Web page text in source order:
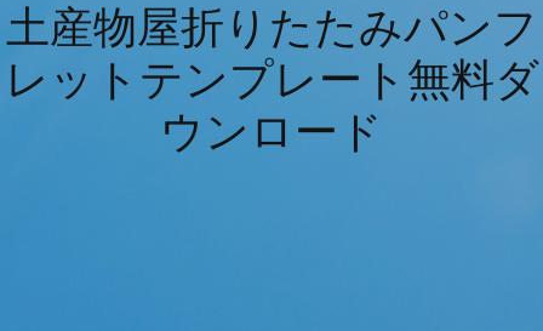
土産物屋折りたたみパンフ
レットテンプレート無料ダ
ウンロード